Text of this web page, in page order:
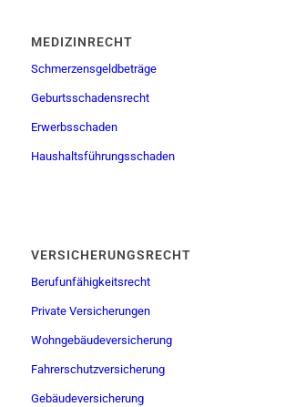
MEDIZINRECHT
Schmerzensgeldbeträge
Geburtsschadensrecht
Erwerbsschaden
Haushaltsführungsschaden
VERSICHERUNGSRECHT
Berufunfähigkeitsrecht
Private Versicherungen
Wohngebäudeversicherung
Fahrerschutzversicherung
Gebäudeversicherung